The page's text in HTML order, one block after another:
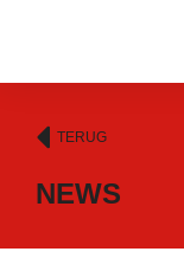
TERUG
NEWS